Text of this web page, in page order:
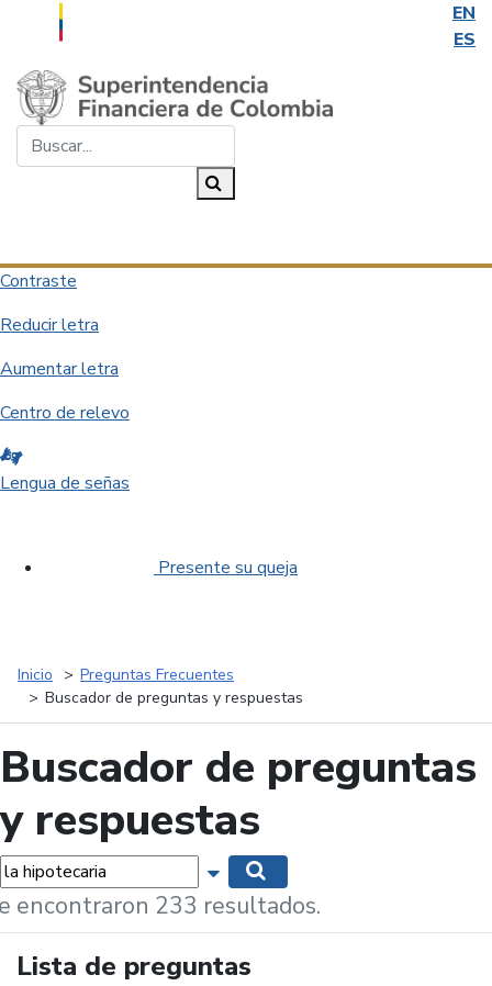
EN
ES
Saltar al contenido principal
Contraste
Reducir letra
Aumentar letra
Centro de relevo
Lengua de señas
Presente su queja
Inicio
Preguntas Frecuentes
Buscador de preguntas y respuestas
Buscador de preguntas
y respuestas
Mostrar opciones de búsqueda
encontraron 233 resultados.
Lista de preguntas